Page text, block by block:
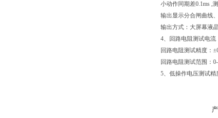
小动作同期差0.1ms ,
输出显示分合闸曲线
输出方式：大屏幕液
4、回路电阻测试电流
回路电阻测试精度：
回路电阻测试范围：
5、低操作电压测试精